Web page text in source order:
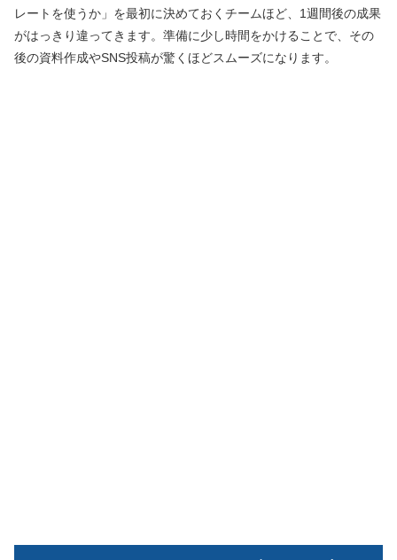
レートを使うか」を最初に決めておくチームほど、1週間後の成果
がはっきり違ってきます。準備に少し時間をかけることで、その
後の資料作成やSNS投稿が驚くほどスムーズになります。